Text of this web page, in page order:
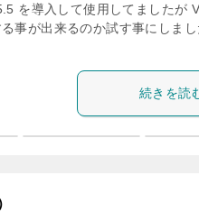
を導入して使用してましたが
事が出来るのか試す事にしま
続きを読